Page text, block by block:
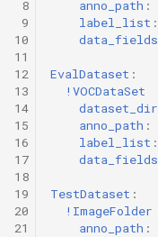
8
9
10
11
12
13
14
15
16
17
18
19
20
21
anno_path :
label_list :
data_fields
EvalDataset :
!VOCDataSet
dataset_dir
anno_path :
label_list :
data_fields
TestDataset :
!ImageFolder
anno_path :